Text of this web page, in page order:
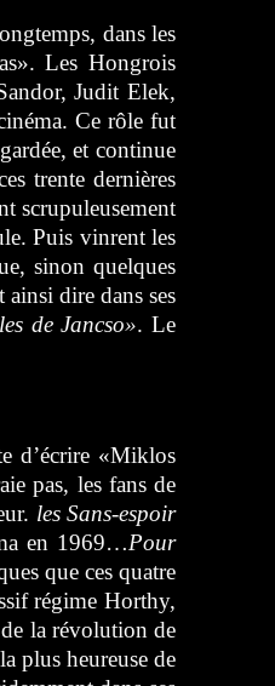
dans les
Les Hongrois
Judit Elek,
Ce rôle fut
et continue
trente dernières
scrupuleusement
Puis vinrent les
sinon quelques
dire dans ses
de Jancso». Le
d’écrire «Miklos
pas, les fans de
les Sans-espoir
en 1969…Pour
que ces quatre
régime Horthy,
la révolution de
plus heureuse de